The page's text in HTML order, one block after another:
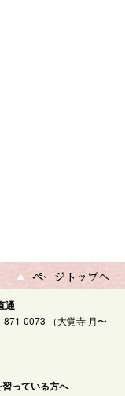
通
0073 （大覚寺 月〜
っている方へ